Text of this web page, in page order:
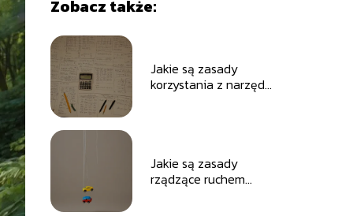
Zobacz także:
Jakie są zasady
korzystania z narzędzi
Jakie są zasady
rządzące ruchem